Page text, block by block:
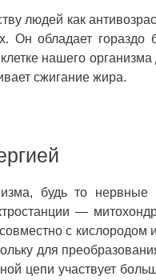
людей как
Он обладает
нашего
сжигание жира.
будь то
—
с
для
цепи участвует